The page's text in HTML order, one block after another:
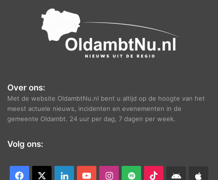
Over ons:
Met de website OldambtNu.nl bent u altijd op de hoogte van het
meest actuele nieuws, incidenten en evenementen in de
gemeente Oldambt. 24 uur per dag, 7 dagen per week.
Volg ons:
Facebook LinkedInYouTubeInstagram
Spotify TikTokAndroid